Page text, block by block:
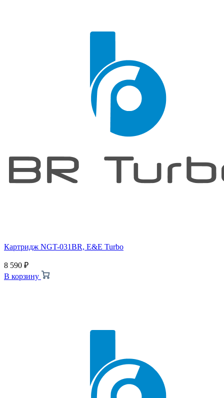
Картридж NGT-031BR, E&E Turbo
8 590 ₽
В корзину